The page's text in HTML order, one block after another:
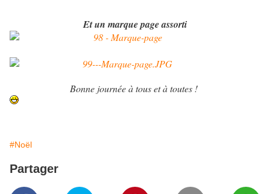
Et un marque page assorti
Bonne journée à tous et à toutes !
#Noël
Partager